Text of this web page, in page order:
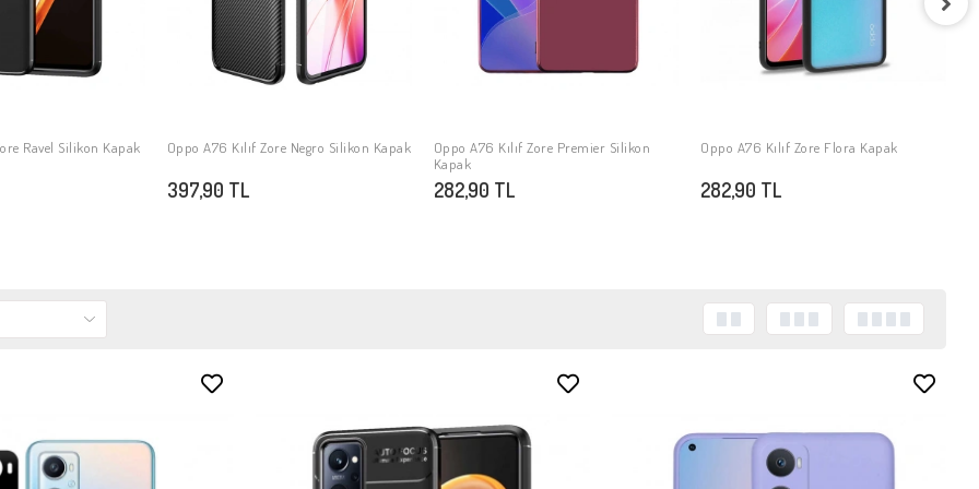
EKLE
Ravel Silikon Kapak
SEPETE EKLE
Oppo A76 Kılıf Zore Negro Silikon Kapak
397,90 TL
SEPETE EKLE
Oppo A76 Kılıf Zore Premier Silikon
Kapak
282,90 TL
SEPETE EKLE
Oppo A76 Kılıf Zore Flora Kapak
282,90 TL